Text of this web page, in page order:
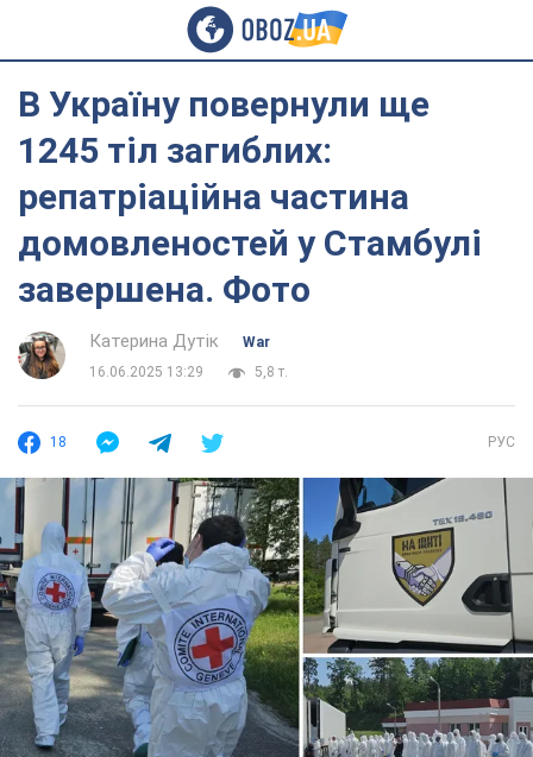
В Україну повернули ще
1245 тіл загиблих:
репатріаційна частина
домовленостей у Стамбулі
завершена. Фото
Катерина Дутік
War
16.06.2025 13:29
5,8 т.
18 РУС